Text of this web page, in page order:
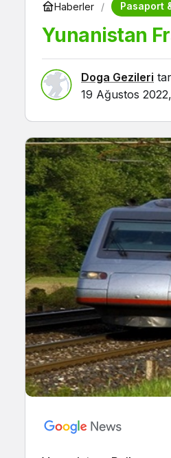
Haberler Pasaport
Yunanistan
Doga Gezileri
19 Ağustos